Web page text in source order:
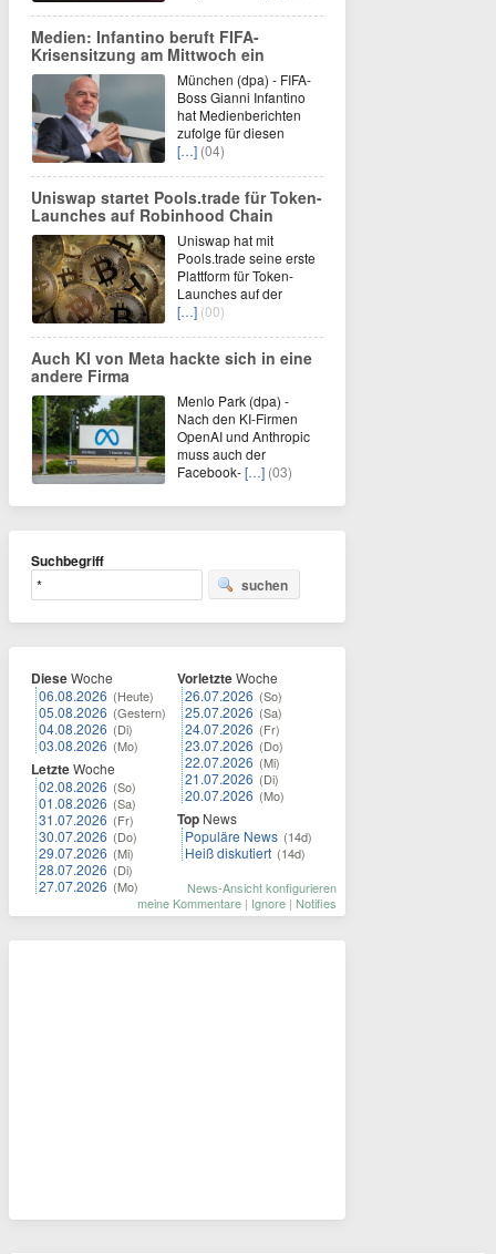
Medien: Infantino beruft FIFA-
Krisensitzung am Mittwoch ein
München (dpa) - FIFA-
Boss Gianni Infantino
hat Medienberichten
zufolge für diesen
[…] (04)
Uniswap startet Pools.trade für Token-
Launches auf Robinhood Chain
Uniswap hat mit
Pools.trade seine erste
Plattform für Token-
Launches auf der
[…] (00)
Auch KI von Meta hackte sich in eine
andere Firma
Menlo Park (dpa) -
Nach den KI-Firmen
OpenAI und Anthropic
muss auch der
Facebook-[…] (03)
Suchbegriff
suchen
DieseWoche
06.08.2026 (Heute)
05.08.2026 (Gestern)
04.08.2026 (Di)
03.08.2026 (Mo)
LetzteWoche
02.08.2026 (So)
01.08.2026 (Sa)
31.07.2026 (Fr)
30.07.2026 (Do)
29.07.2026 (Mi)
28.07.2026 (Di)
27.07.2026 (Mo)
VorletzteWoche
26.07.2026 (So)
25.07.2026 (Sa)
24.07.2026 (Fr)
23.07.2026 (Do)
22.07.2026 (Mi)
21.07.2026 (Di)
20.07.2026 (Mo)
Top News
Populäre News (14d)
Heiß diskutiert (14d)
News-Ansicht konfigurieren
meine Kommentare | Ignore | Notifies